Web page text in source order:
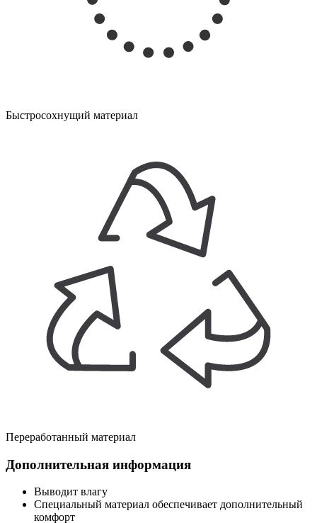
Быстросохнущий материал
Переработанный материал
Дополнительная информация
Выводит влагу
Специальный материал обеспечивает дополнительный
комфорт